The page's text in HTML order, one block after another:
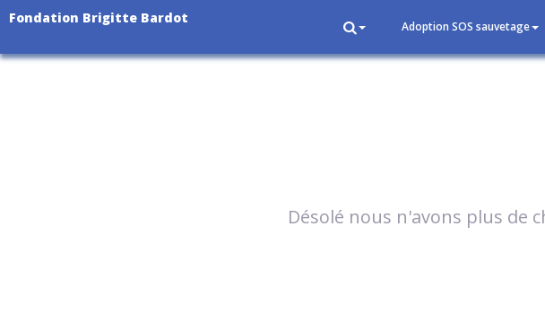
Fondation Brigitte Bardot
Adoption SOS sauvetage
Désolé nous n'avons plus de